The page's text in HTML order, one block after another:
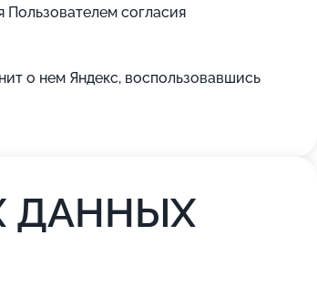
Пользователем согласия
о нем Яндекс, воспользовавшись
ДАННЫХ